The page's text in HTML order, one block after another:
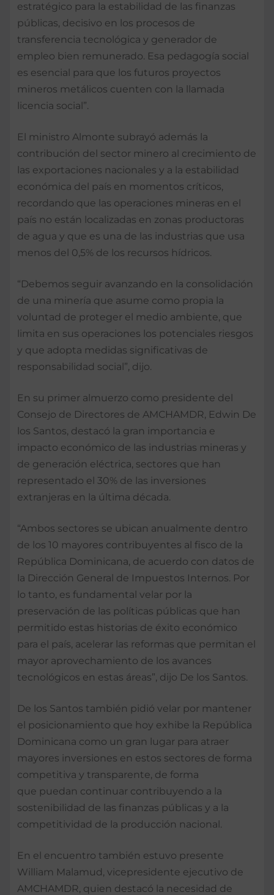
estratégico para la estabilidad de las finanzas
públicas, decisivo en los procesos de
transferencia tecnológica y generador de
empleo bien remunerado. Esa pedagogía social
es esencial para que los futuros proyectos
mineros metálicos cuenten con la llamada
licencia social”.
El ministro Almonte subrayó además la
contribución del sector minero al crecimiento de
las exportaciones nacionales y a la estabilidad
económica del país en momentos críticos,
recordando que las operaciones mineras en el
país no están localizadas en zonas productoras
de agua y que es una de las industrias que usa
menos del 0,5% de los recursos hídricos.
“Debemos seguir avanzando en la consolidación
de una minería que asume como propia la
voluntad de proteger el medio ambiente, que
limita en sus operaciones los potenciales riesgos
y que adopta medidas significativas de
responsabilidad social”, dijo.
En su primer almuerzo como presidente del
Consejo de Directores de AMCHAMDR, Edwin De
los Santos, destacó la gran importancia e
impacto económico de las industrias mineras y
de generación eléctrica, sectores que han
representado el 30% de las inversiones
extranjeras en la última década.
“Ambos sectores se ubican anualmente dentro
de los 10 mayores contribuyentes al fisco de la
República Dominicana, de acuerdo con datos de
la Dirección General de Impuestos Internos. Por
lo tanto, es fundamental velar por la
preservación de las políticas públicas que han
permitido estas historias de éxito económico
para el país, acelerar las reformas que permitan el
mayor aprovechamiento de los avances
tecnológicos en estas áreas”, dijo De los Santos.
De los Santos también pidió velar por mantener
el posicionamiento que hoy exhibe la República
Dominicana como un gran lugar para atraer
mayores inversiones en estos sectores de forma
competitiva y transparente, de forma
que puedan continuar contribuyendo a la
sostenibilidad de las finanzas públicas y a la
competitividad de la producción nacional.
En el encuentro también estuvo presente
William Malamud, vicepresidente ejecutivo de
AMCHAMDR, quien destacó la necesidad de